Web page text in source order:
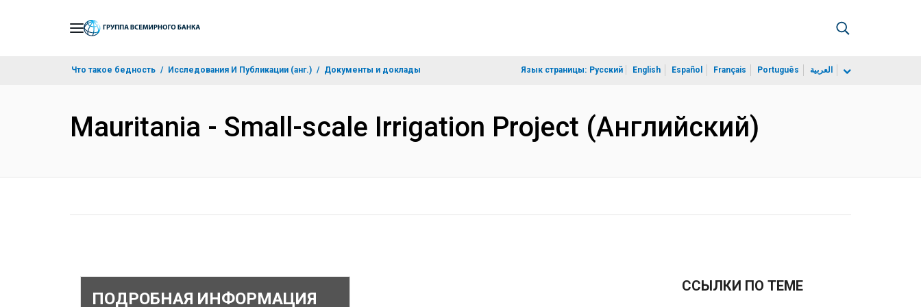
Что такое бедность Исследования И Публикации (анг.) Документы и доклады Язык страницы: Русский English Español Français Português العربية
Mauritania - Small-scale Irrigation Project (Английский)
ПОДРОБНАЯ ИНФОРМАЦИЯ
ССЫЛКИ ПО ТЕМЕ